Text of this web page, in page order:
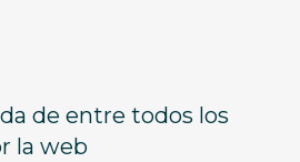
de entre todos los
la web